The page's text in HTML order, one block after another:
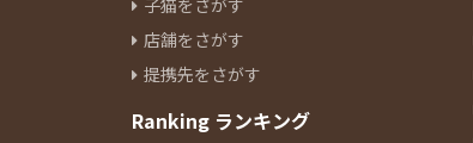
子猫をさがす
店舗をさがす
提携先をさがす
Ranking ランキング